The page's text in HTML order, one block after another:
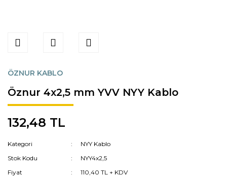
ÖZNUR KABLO
Öznur 4x2,5 mm YVV NYY Kablo
132,48 TL
Kategori
NYY Kablo
Stok Kodu
NYY4x2,5
Fiyat
110,40 TL + KDV